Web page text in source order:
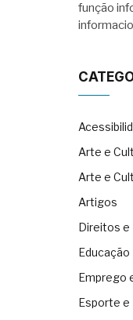
função
Arte e
Arte e
Artigos
Direitos e
Educação
Emprego
Esporte e